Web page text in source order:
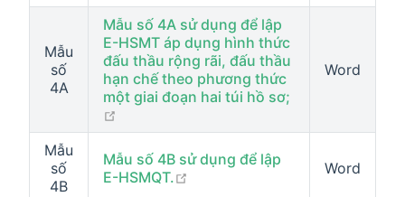
Mẫu
số
4A
Mẫu số 4A sử dụng để lập
E-HSMT áp dụng hình thức
đấu thầu rộng rãi, đấu thầu
hạn chế theo phương thức
một giai đoạn hai túi hồ sơ;
Word
Mẫu
số
4B
Mẫu số 4B sử dụng để lập
E-HSMQT.
open in new windowWord